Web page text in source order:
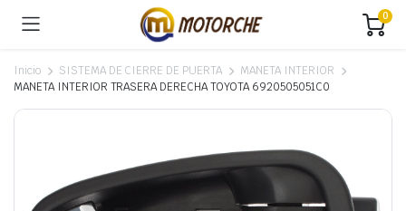
0
Inicio SISTEMA DE CIERRE DE PUERTA
MANETA INTERIOR
MANETA INTERIOR TRASERA DERECHA TOYOTA 6920505051C0